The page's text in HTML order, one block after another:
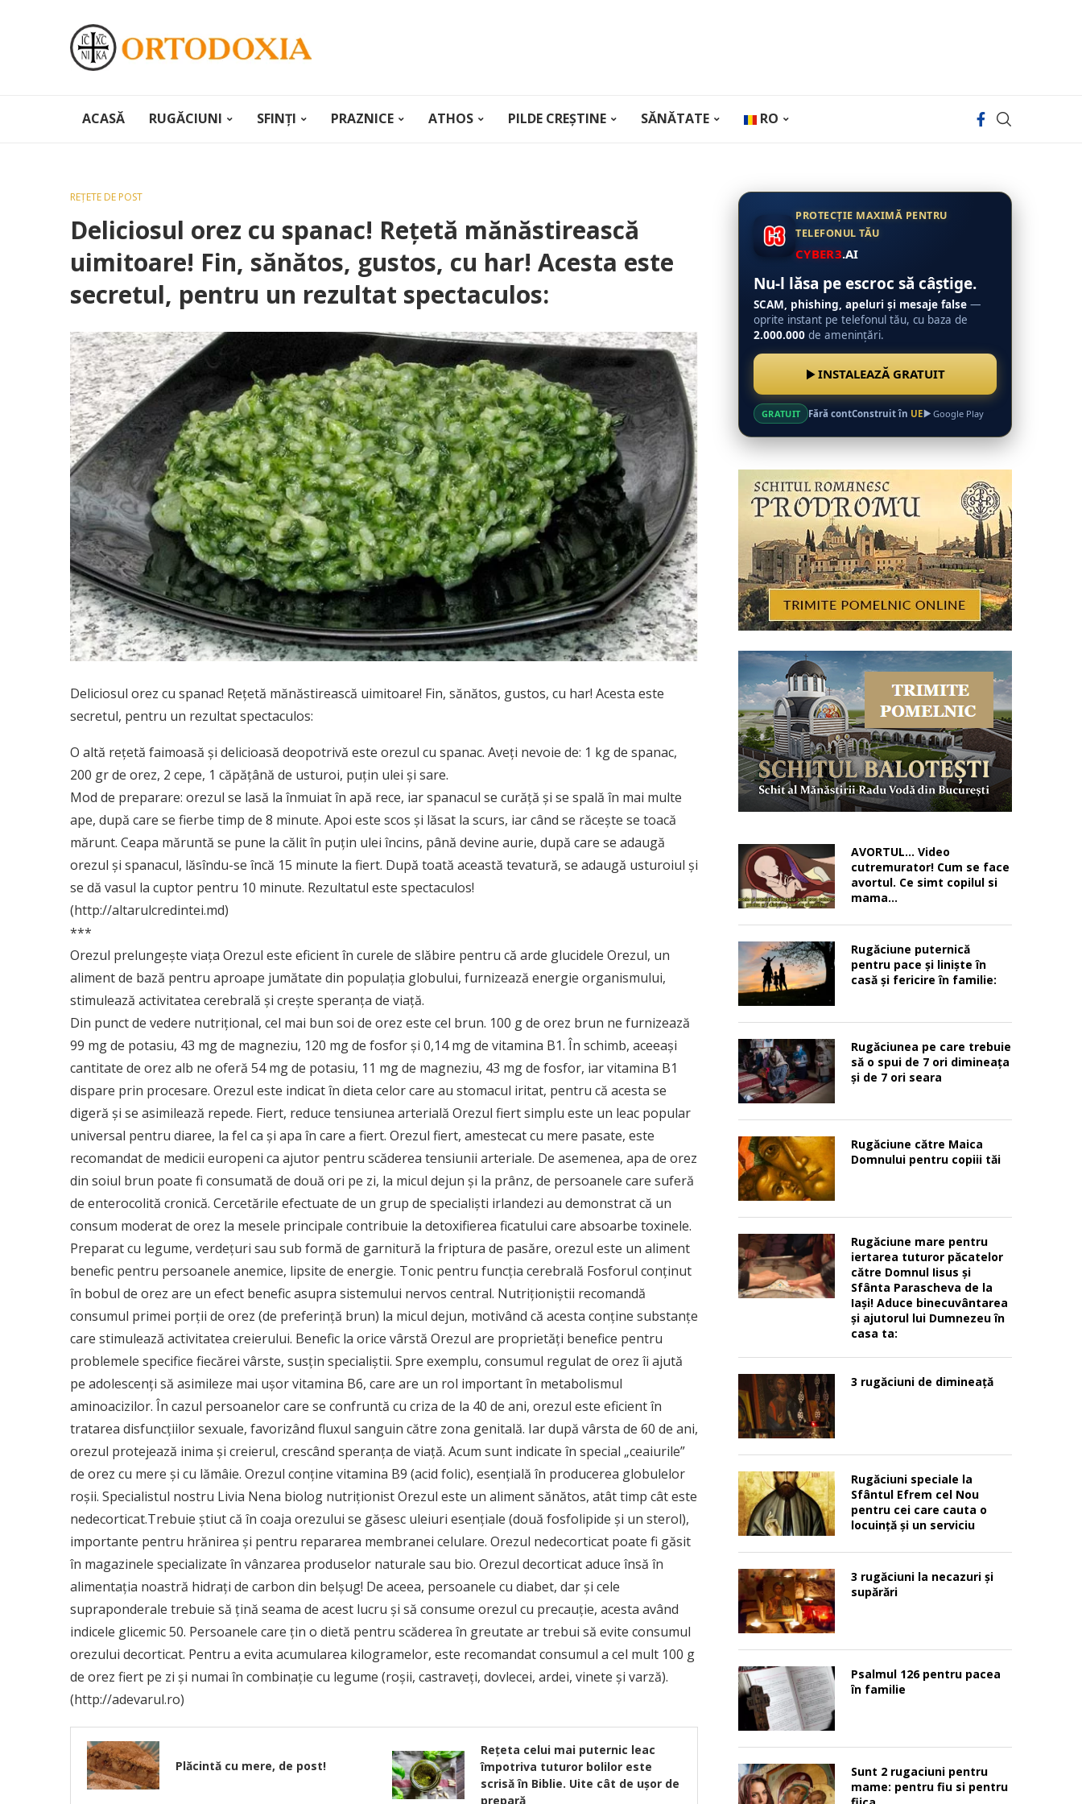
ACASĂ RUGĂCIUNI SFINȚI PRAZNICE ATHOS PILDE CREȘTINE SĂNĂTATE RO
REȚETE DE POST
Deliciosul orez cu spanac! Rețetă mănăstirească
uimitoare! Fin, sănătos, gustos, cu har! Acesta este
secretul, pentru un rezultat spectaculos:
Deliciosul orez cu spanac! Rețetă mănăstirească uimitoare! Fin, sănătos, gustos, cu har! Acesta este
secretul, pentru un rezultat spectaculos:
O altă reţetă faimoasă şi delicioasă deopotrivă este orezul cu spanac. Aveţi nevoie de: 1 kg de spanac,
200 gr de orez, 2 cepe, 1 căpăţână de usturoi, puţin ulei şi sare.
Mod de preparare: orezul se lasă la înmuiat în apă rece, iar spanacul se curăţă şi se spală în mai multe
ape, după care se fierbe timp de 8 minute. Apoi este scos şi lăsat la scurs, iar când se răceşte se toacă
mărunt. Ceapa măruntă se pune la călit în puţin ulei încins, până devine aurie, după care se adaugă
orezul şi spanacul, lăsîndu-se încă 15 minute la fiert. După toată această tevatură, se adaugă usturoiul şi
se dă vasul la cuptor pentru 10 minute. Rezultatul este spectaculos!
(http://altarulcredintei.md)
***
Orezul prelungeşte viaţa Orezul este eficient în curele de slăbire pentru că arde glucidele Orezul, un
aliment de bază pentru aproape jumătate din populaţia globului, furnizează energie organismului,
stimulează activitatea cerebrală şi creşte speranţa de viaţă.
Din punct de vedere nutriţional, cel mai bun soi de orez este cel brun. 100 g de orez brun ne furnizează
99 mg de potasiu, 43 mg de magneziu, 120 mg de fosfor şi 0,14 mg de vitamina B1. În schimb, aceeaşi
cantitate de orez alb ne oferă 54 mg de potasiu, 11 mg de magneziu, 43 mg de fosfor, iar vitamina B1
dispare prin procesare. Orezul este indicat în dieta celor care au stomacul iritat, pentru că acesta se
digeră şi se asimilează repede. Fiert, reduce tensiunea arterială Orezul fiert simplu este un leac popular
universal pentru diaree, la fel ca şi apa în care a fiert. Orezul fiert, amestecat cu mere pasate, este
recomandat de medicii europeni ca ajutor pentru scăderea tensiunii arteriale. De asemenea, apa de orez
din soiul brun poate fi consumată de două ori pe zi, la micul dejun şi la prânz, de persoanele care suferă
de enterocolită cronică. Cercetările efectuate de un grup de specialişti irlandezi au demonstrat că un
consum moderat de orez la mesele principale contribuie la detoxifierea ficatului care absoarbe toxinele.
Preparat cu legume, verdeţuri sau sub formă de garnitură la friptura de pasăre, orezul este un aliment
benefic pentru persoanele anemice, lipsite de energie. Tonic pentru funcţia cerebrală Fosforul conţinut
în bobul de orez are un efect benefic asupra sistemului nervos central. Nutriţioniştii recomandă
consumul primei porţii de orez (de preferinţă brun) la micul dejun, motivând că acesta conţine substanţe
care stimulează activitatea creierului. Benefic la orice vârstă Orezul are proprietăţi benefice pentru
problemele specifice fiecărei vârste, susţin specialiştii. Spre exemplu, consumul regulat de orez îi ajută
pe adolescenţi să asimileze mai uşor vitamina B6, care are un rol important în metabolismul
aminoacizilor. În cazul persoanelor care se confruntă cu criza de la 40 de ani, orezul este eficient în
tratarea disfuncţiilor sexuale, favorizând fluxul sanguin către zona genitală. Iar după vârsta de 60 de ani,
orezul protejează inima şi creierul, crescând speranţa de viaţă. Acum sunt indicate în special „ceaiurile”
de orez cu mere şi cu lămâie. Orezul conţine vitamina B9 (acid folic), esenţială în producerea globulelor
roşii. Specialistul nostru Livia Nena biolog nutriţionist Orezul este un aliment sănătos, atât timp cât este
nedecorticat.Trebuie ştiut că în coaja orezului se găsesc uleiuri esenţiale (două fosfolipide şi un sterol),
importante pentru hrănirea şi pentru repararea membranei celulare. Orezul nedecorticat poate fi găsit
în magazinele specializate în vânzarea produselor naturale sau bio. Orezul decorticat aduce însă în
alimentaţia noastră hidraţi de carbon din belşug! De aceea, persoanele cu diabet, dar şi cele
supraponderale trebuie să ţină seama de acest lucru şi să consume orezul cu precauţie, acesta având
indicele glicemic 50. Persoanele care ţin o dietă pentru scăderea în greutate ar trebui să evite consumul
orezului decorticat. Pentru a evita acumularea kilogramelor, este recomandat consumul a cel mult 100 g
de orez fiert pe zi şi numai în combinaţie cu legume (roşii, castraveţi, dovlecei, ardei, vinete şi varză).
(http://adevarul.ro)
Plăcintă cu mere, de post!
Rețeta celui mai puternic leac
împotriva tuturor bolilor este
scrisă în Biblie. Uite cât de ușor de
prepară
PROTECȚIE MAXIMĂ PENTRU
TELEFONUL TĂU
CYBER3.AI
Nu-l lăsa pe escroc să câștige.
SCAM, phishing, apeluri și mesaje false —
oprite instant pe telefonul tău, cu baza de
2.000.000 de amenințări.
INSTALEAZĂ GRATUIT
GRATUIT Fără contConstruit în UE Google Play
AVORTUL… Video
cutremurator! Cum se face
avortul. Ce simt copilul si
mama…
Rugăciune puternică
pentru pace şi linişte în
casă şi fericire în familie:
Rugăciunea pe care trebuie
să o spui de 7 ori dimineața
și de 7 ori seara
Rugăciune către Maica
Domnului pentru copiii tăi
Rugăciune mare pentru
iertarea tuturor păcatelor
către Domnul Iisus şi
Sfânta Parascheva de la
Iaşi! Aduce binecuvântarea
şi ajutorul lui Dumnezeu în
casa ta:
3 rugăciuni de dimineață
Rugăciuni speciale la
Sfântul Efrem cel Nou
pentru cei care cauta o
locuinţă şi un serviciu
3 rugăciuni la necazuri și
supărări
Psalmul 126 pentru pacea
în familie
Sunt 2 rugaciuni pentru
mame: pentru fiu si pentru